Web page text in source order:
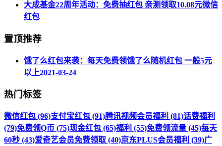
大成基金22周年活动：免费抽红包 亲测领取10.08元微信
红包
置顶推荐
饿了么红包来袭：每天免费领饿了么随机红包 一般5元
以上2021-03-24
热门标签
微信红包 (96)支付宝红包 (91)腾讯视频会员福利 (81)话费福利
(79)免费领Q币 (75)现金红包 (65)福利 (55)免费领流量 (45)每天
60秒 (43)爱奇艺会员免费领取 (40)京东PLUS会员福利 (39)广